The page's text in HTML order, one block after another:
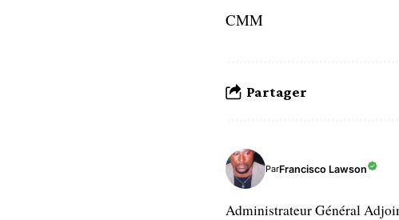
CMM
Partager
ParFrancisco Lawson
Administrateur Général